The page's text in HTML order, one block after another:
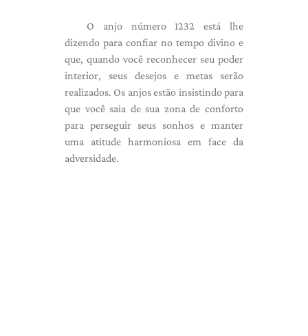
O anjo número 1232 está lhe
dizendo para confiar no tempo divino e
que, quando você reconhecer seu poder
interior, seus desejos e metas serão
realizados. Os anjos estão insistindo para
que você saia de sua zona de conforto
para perseguir seus sonhos e manter
uma atitude harmoniosa em face da
adversidade.